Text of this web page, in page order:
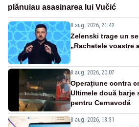
plănuiau asasinarea lui Vučić
8 aug. 2026, 21:42
Zelenski trage un
„Rachetele voastre
8 aug. 2026, 20:07
Operațiune contra
Ultimele două barje
pentru Cernavodă
8 aug. 2026, 18:31